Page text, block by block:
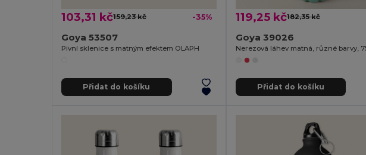
103,31 kč159,23 kč -35%
Goya 53507
Pivní sklenice s matným efektem OLAPH
Přidat do košíku
119,25 kč182,35 kč
Goya 39026
Přidat do košíku